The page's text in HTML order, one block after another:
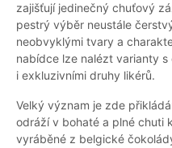
zajišťují jedinečný chuťový
pestrý výběr neustále
neobvyklými tvary a
nabídce lze nalézt varianty
i exkluzivními druhy likérů.
Velký význam je zde
odráží v bohaté a plné chuti
vyráběné z belgické